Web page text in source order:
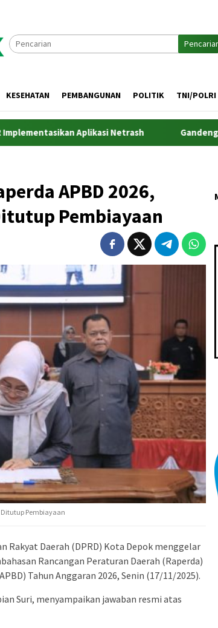
KESEHATAN PEMBANGUNAN POLITIK TNI/POLRI
Aplikasi Netrash Gandeng KPK dan
APBD 2026,
Pembiayaan
Ditutup Pembiayaan
Rakyat Daerah (DPRD) Kota Depok menggelar
Rancangan Peraturan Daerah (Raperda)
Tahun Anggaran 2026, Senin (17/11/2025).
Suri, menyampaikan jawaban resmi atas